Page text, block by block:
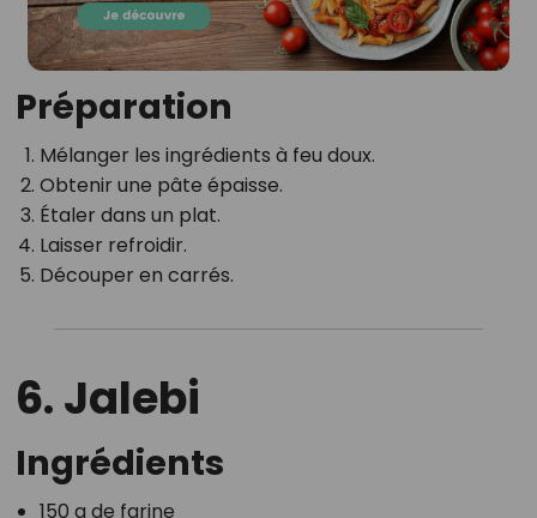
Préparation
Mélanger les ingrédients à feu doux.
Obtenir une pâte épaisse.
Étaler dans un plat.
Laisser refroidir.
Découper en carrés.
6. Jalebi
Ingrédients
150 g de farine